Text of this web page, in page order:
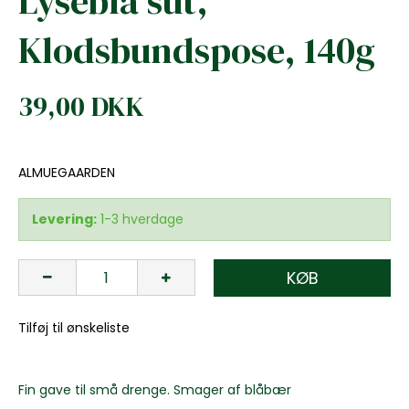
Klodsbundspose, 140g
39,00 DKK
ALMUEGAARDEN
Levering: 1-3 hverdage
KØB
Tilføj til ønskeliste
Fin gave til små drenge. Smager af blåbær